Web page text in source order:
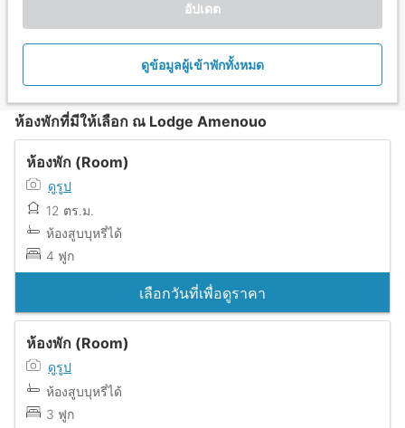
อัปเดต
ดูข้อมูลผู้เข้าพักทั้งหมด
ห้องพักที่มีให้เลือก ณ Lodge Amenouo
ห้องพัก (Room)
ดูรูป
12 ตร.ม.
ห้องสูบบุหรี่ได้
4 ฟูก
เลือกวันที่เพื่อดูราคา
ห้องพัก (Room)
ดูรูป
ห้องสูบบุหรี่ได้
3 ฟูก